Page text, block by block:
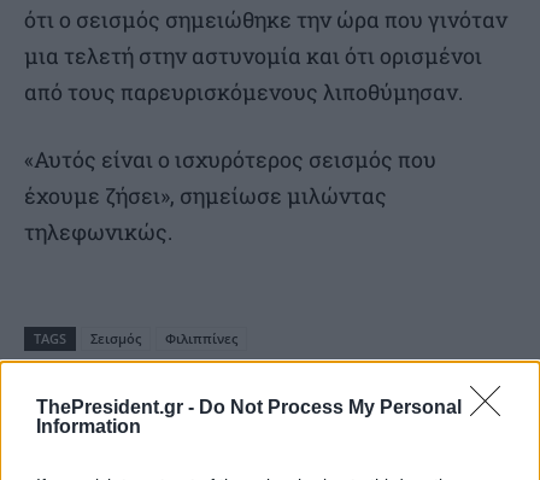
ThePresident.gr - Do Not Process My Personal
Information
ότι ο σεισμός σημειώθηκε την ώρα που γινόταν
μια τελετή στην αστυνομία και ότι ορισμένοι
από τους παρευρισκόμενους λιποθύμησαν.
«Αυτός είναι ο ισχυρότερος σεισμός που
έχουμε ζήσει», σημείωσε μιλώντας
τηλεφωνικώς.
TAGS Σεισμός
Φιλιππίνες